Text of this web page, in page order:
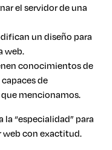
el servidor de una
un diseño para
web.
conocimientos de
de
mencionamos.
la “especialidad” para
web con exactitud.